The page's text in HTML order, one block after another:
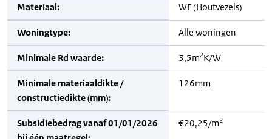
Materiaal: WF (Houtvezels)
Woningtype: Alle woningen
Minimale Rd waarde: 3,5m2K/W
Minimale materiaaldikte /
constructiedikte (mm):
126mm
Subsidiebedrag vanaf 01/01/2026
€20,25/m2